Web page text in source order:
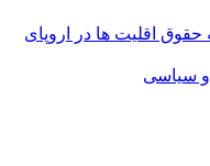
اقلیت ها در اروپای
و سیاسی